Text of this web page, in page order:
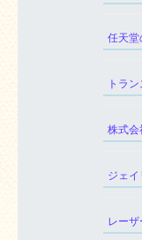
任天堂
トラ
株式会
ジェ
レー